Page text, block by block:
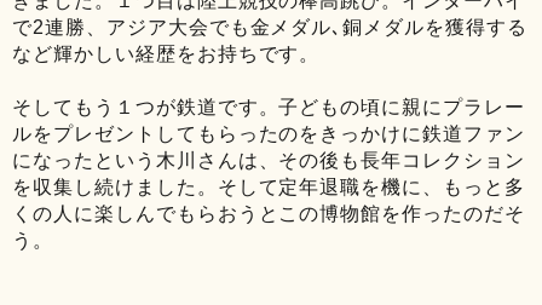
で2連勝、アジア大会でも金メダル､銅メダルを獲得する
など輝かしい経歴をお持ちです。
そしてもう１つが鉄道です。子どもの頃に親にプラレー
ルをプレゼントしてもらったのをきっかけに鉄道ファン
になったという木川さんは、その後も長年コレクション
を収集し続けました。そして定年退職を機に、もっと多
くの人に楽しんでもらおうとこの博物館を作ったのだそ
う。